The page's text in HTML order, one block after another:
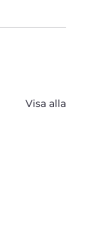
Visa alla